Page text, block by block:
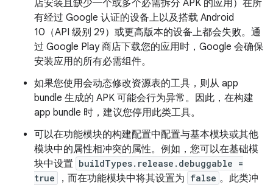
店安装且缺少一个或多个必需拆分 APK 的应用）在所
有经过 Google 认证的设备上以及搭载 Android
10（API 级别 29）或更高版本的设备上都会失败。通
过 Google Play 商店下载您的应用时，Google 会确保
安装应用的所有必需组件。
如果您使用会动态修改资源表的工具，则从 app
bundle 生成的 APK 可能会行为异常。因此，在构建
app bundle 时，建议您停用此类工具。
可以在功能模块的构建配置中配置与基本模块或其他
模块中的属性相冲突的属性。例如，您可以在基础模
块中设置 buildTypes.release.debuggable =
true
，而在功能模块中将其设置为 false 。此类冲